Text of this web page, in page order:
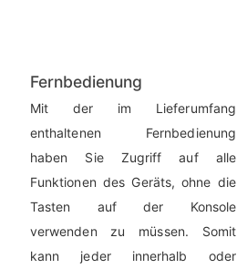
Fernbedienung
Mit der im Lieferumfang
enthaltenen Fernbedienung
haben Sie Zugriff auf alle
Funktionen des Geräts, ohne die
Tasten auf der Konsole
verwenden zu müssen. Somit
kann jeder innerhalb oder